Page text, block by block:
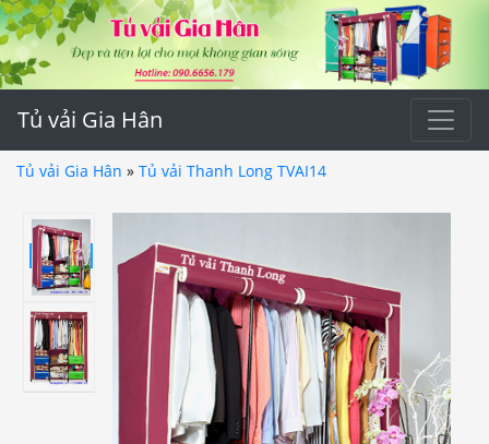
Tủ vải Gia Hân
Tủ vải Gia Hân » Tủ vải Thanh Long TVAI14